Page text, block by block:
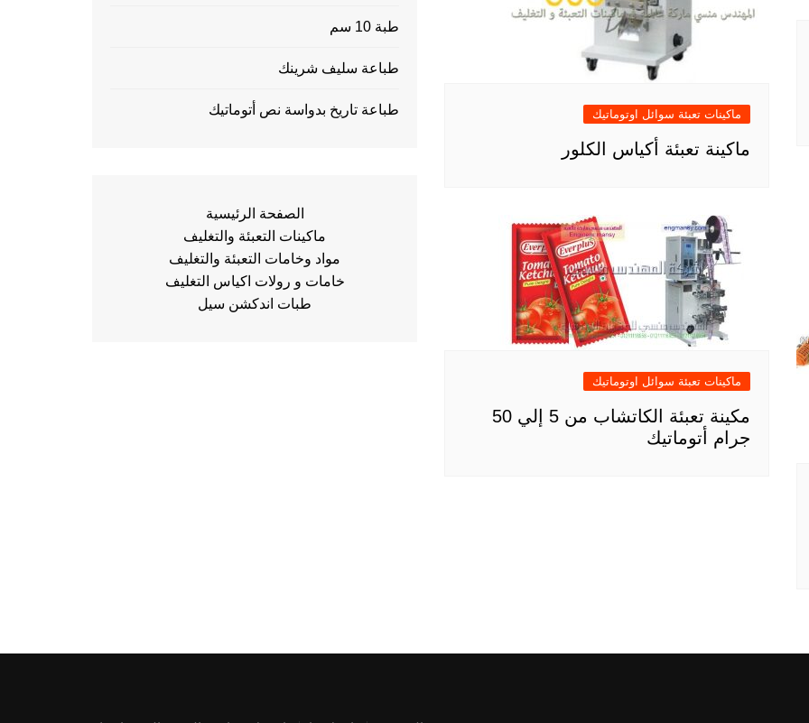
ماكينات تعبئة سوائل اوتوماتيك
ماكينة تعبئة أكياس الكلور
ماكينات تعبئة سوائل اوتوماتيك
مكينة تعبئة الكاتشاب من 5 إلي 50
جرام أتوماتيك
طبة 10 سم
طباعة سليف شرينك
طباعة تاريخ بدواسة نص أتوماتيك
الصفحة الرئيسية
ماكينات التعبئة والتغليف
مواد وخامات التعبئة والتغليف
خامات و رولات اكياس التغليف
طبات اندكشن سيل